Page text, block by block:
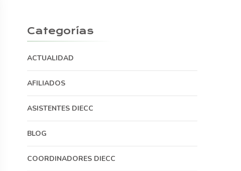
Categorías
ACTUALIDAD
AFILIADOS
ASISTENTES DIECC
BLOG
COORDINADORES DIECC